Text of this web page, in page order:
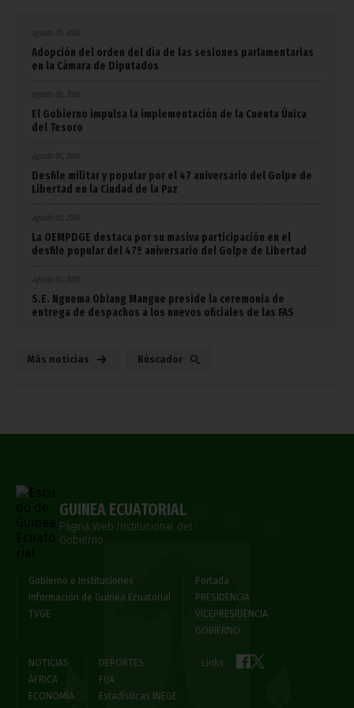
agosto 05, 2026
Adopción del orden del día de las sesiones parlamentarias
en la Cámara de Diputados
agosto 05, 2026
El Gobierno impulsa la implementación de la Cuenta Única
del Tesoro
agosto 04, 2026
Desfile militar y popular por el 47 aniversario del Golpe de
Libertad en la Ciudad de la Paz
agosto 03, 2026
La OEMPDGE destaca por su masiva participación en el
desfile popular del 47º aniversario del Golpe de Libertad
agosto 03, 2026
S.E. Nguema Obiang Mangue preside la ceremonia de
entrega de despachos a los nuevos oficiales de las FAS
Más noticias Búscador
GUINEA ECUATORIAL
Página Web Institucional del
Gobierno
Gobierno e Instituciones
Información de Guinea Ecuatorial
TVGE
Portada
PRESIDENCIA
VICEPRESIDENCIA
GOBIERNO
NOTICIAS
ÁFRICA
ECONOMÍA
DEPORTES
FIJA
Estadísticas INEGE
Links